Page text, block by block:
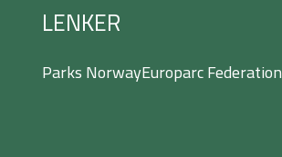
LENKER
Parks NorwayEuroparc Federation